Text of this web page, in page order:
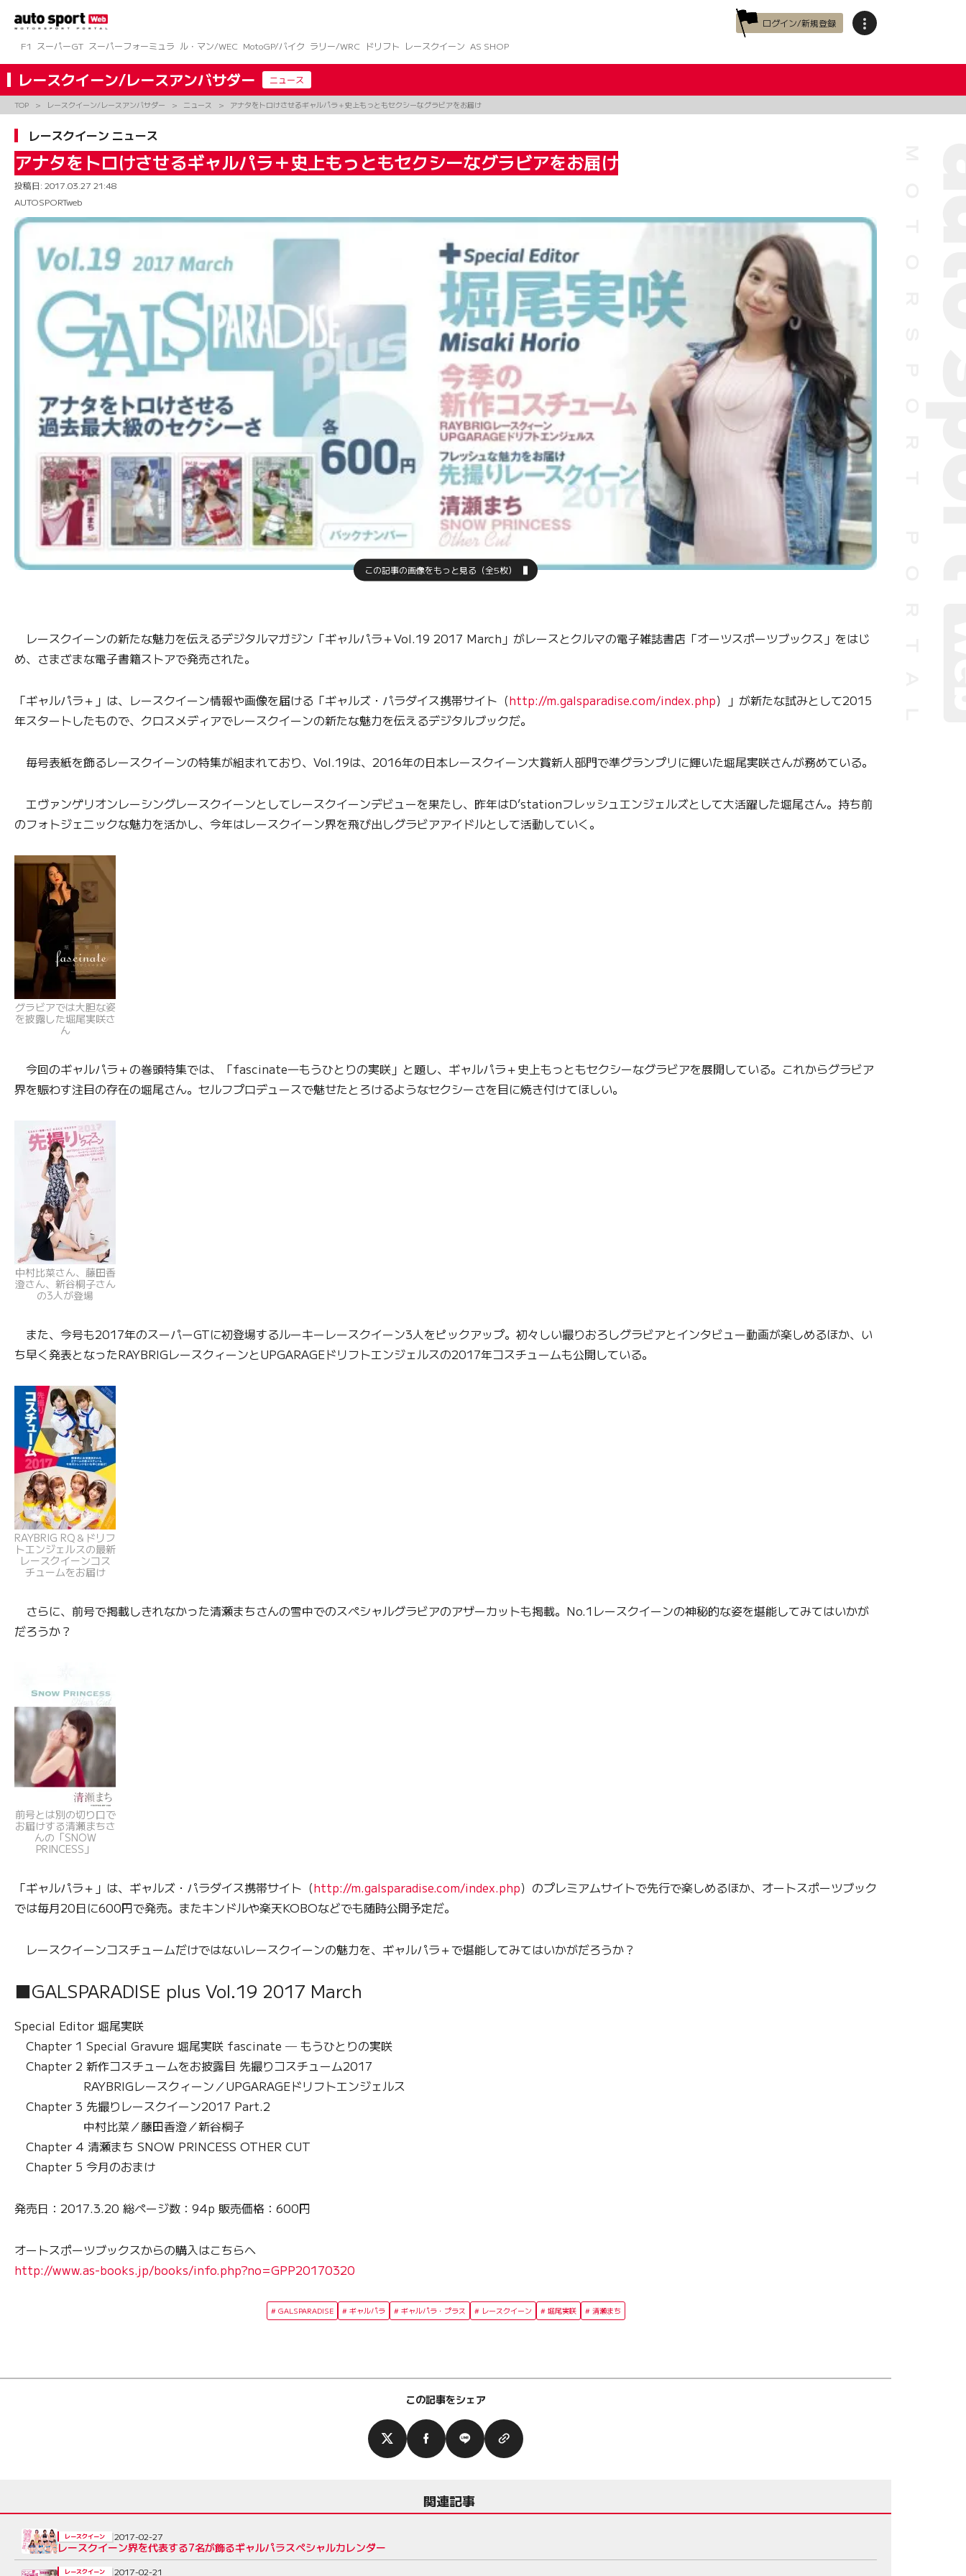
ツ
へ
ス
キ
ッ
ログイン/新規登録
F1
スーパーGT スーパーフォーミュラ ル・マン/WEC MotoGP/バイク ラリー/WRC ドリフト レースクイーン AS SHOP
レースクイーン/レースアンバサダー ニュース
TOP レースクイーン/レースアンバサダー ニュース アナタをトロけさせるギャルパラ＋史上もっともセクシーなグラビアをお届け
レースクイーン ニュース
アナタをトロけさせるギャルパラ＋史上もっともセクシーなグラビアをお届け
投稿日: 2017.03.27 21:48
AUTOSPORTweb
この記事の画像をもっと見る（全5枚）
レースクイーンの新たな魅力を伝えるデジタルマガジン「ギャルパラ＋Vol.19 2017 March」がレースとクルマの電子雑誌書店「オーツスポーツブックス」をはじ
め、さまざまな電子書籍ストアで発売された。
「ギャルパラ＋」は、レースクイーン情報や画像を届ける「ギャルズ・パラダイス携帯サイト（http://m.galsparadise.com/index.php）」が新たな試みとして2015
年スタートしたもので、クロスメディアでレースクイーンの新たな魅力を伝えるデジタルブックだ。
毎号表紙を飾るレースクイーンの特集が組まれており、Vol.19は、2016年の日本レースクイーン大賞新人部門で準グランプリに輝いた堀尾実咲さんが務めている。
エヴァンゲリオンレーシングレースクイーンとしてレースクイーンデビューを果たし、昨年はD’stationフレッシュエンジェルズとして大活躍した堀尾さん。持ち前
のフォトジェニックな魅力を活かし、今年はレースクイーン界を飛び出しグラビアアイドルとして活動していく。
グラビアでは大胆な姿
を披露した堀尾実咲さ
ん
今回のギャルパラ＋の巻頭特集では、「fascinate―もうひとりの実咲」と題し、ギャルパラ＋史上もっともセクシーなグラビアを展開している。これからグラビア
界を賑わす注目の存在の堀尾さん。セルフプロデュースで魅せたとろけるようなセクシーさを目に焼き付けてほしい。
中村比菜さん、藤田香
澄さん、新谷桐子さん
の3人が登場
また、今号も2017年のスーパーGTに初登場するルーキーレースクイーン3人をピックアップ。初々しい撮りおろしグラビアとインタビュー動画が楽しめるほか、い
ち早く発表となったRAYBRIGレースクィーンとUPGARAGEドリフトエンジェルスの2017年コスチュームも公開している。
RAYBRIG RQ＆ドリフ
トエンジェルスの最新
レースクイーンコス
チュームをお届け
さらに、前号で掲載しきれなかった清瀬まちさんの雪中でのスペシャルグラビアのアザーカットも掲載。No.1レースクイーンの神秘的な姿を堪能してみてはいかが
だろうか？
前号とは別の切り口で
お届けする清瀬まちさ
んの「SNOW
PRINCESS」
「ギャルパラ＋」は、ギャルズ・パラダイス携帯サイト（http://m.galsparadise.com/index.php）のプレミアムサイトで先行で楽しめるほか、オートスポーツブック
では毎月20日に600円で発売。またキンドルや楽天KOBOなどでも随時公開予定だ。
レースクイーンコスチュームだけではないレースクイーンの魅力を、ギャルパラ＋で堪能してみてはいかがだろうか？
■GALSPARADISE plus Vol.19 2017 March
Special Editor 堀尾実咲
Chapter 1 Special Gravure 堀尾実咲 fascinate ─ もうひとりの実咲
Chapter 2 新作コスチュームをお披露目 先撮りコスチューム2017
RAYBRIGレースクィーン／UPGARAGEドリフトエンジェルス
Chapter 3 先撮りレースクイーン2017 Part.2
中村比菜／藤田香澄／新谷桐子
Chapter 4 清瀬まち SNOW PRINCESS OTHER CUT
Chapter 5 今月のおまけ
発売日：2017.3.20 総ページ数：94p 販売価格：600円
オートスポーツブックスからの購入はこちらへ
http://www.as-books.jp/books/info.php?no=GPP20170320
GALSPARADISE ギャルパラ ギャルパラ・プラス レースクイーン 堀尾実咲 清瀬まち
この記事をシェア
関連記事
レースクイーン界を代表する7名が飾るギャルパラスペシャルカレンダー
レースクイーン 2017-02-27
レースクイーン 2017-02-21